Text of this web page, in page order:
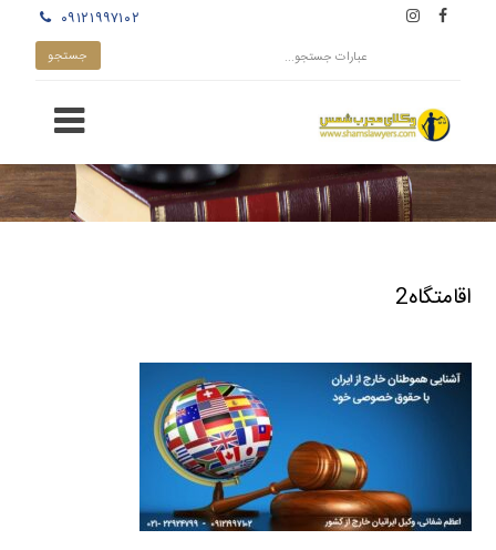
۰۹۱۲۱۹۹۷۱۰۲
اقامتگاه2